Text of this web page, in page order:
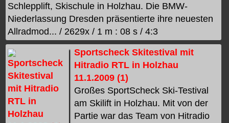
Schlepplift, Skischule in Holzhau. Die BMW-
Niederlassung Dresden präsentierte ihre neuesten
Allradmod... / 2629x / 1 m : 08 s / 4:3
Sportscheck Skitestival mit
Hitradio RTL in Holzhau
11.1.2009 (1)
Großes SportScheck Ski-Testival
am Skilift in Holzhau. Mit von der
Partie war das Team von Hitradio